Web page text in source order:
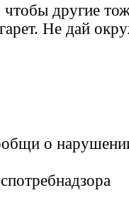
другие
Не дай
о